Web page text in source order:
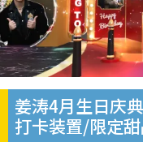
姜涛4月生日庆
打卡装置/限定